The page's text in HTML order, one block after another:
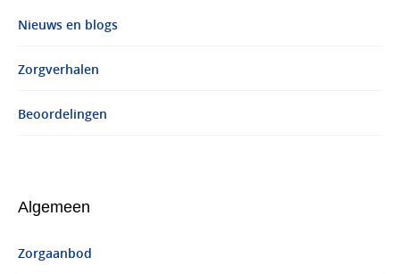
Nieuws en blogs
Zorgverhalen
Beoordelingen
Algemeen
Zorgaanbod